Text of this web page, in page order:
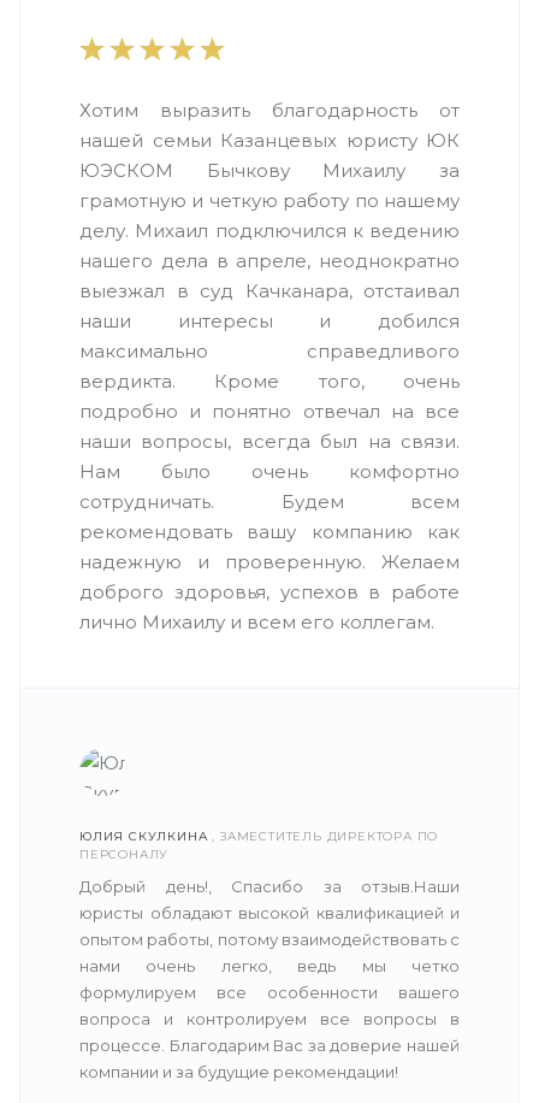
Хотим выразить благодарность от
нашей семьи Казанцевых юристу ЮК
ЮЭСКОМ Бычкову Михаилу за
грамотную и четкую работу по нашему
делу. Михаил подключился к ведению
нашего дела в апреле, неоднократно
выезжал в суд Качканара, отстаивал
наши интересы и добился
максимально справедливого
вердикта. Кроме того, очень
подробно и понятно отвечал на все
наши вопросы, всегда был на связи.
Нам было очень комфортно
сотрудничать. Будем всем
рекомендовать вашу компанию как
надежную и проверенную. Желаем
доброго здоровья, успехов в работе
лично Михаилу и всем его коллегам.
ЮЛИЯ СКУЛКИНА , ЗАМЕСТИТЕЛЬ ДИРЕКТОРА ПО
ПЕРСОНАЛУ
Добрый день!, Спасибо за отзыв.Наши
юристы обладают высокой квалификацией и
опытом работы, потому взаимодействовать с
нами очень легко, ведь мы четко
формулируем все особенности вашего
вопроса и контролируем все вопросы в
процессе. Благодарим Вас за доверие нашей
компании и за будущие рекомендации!